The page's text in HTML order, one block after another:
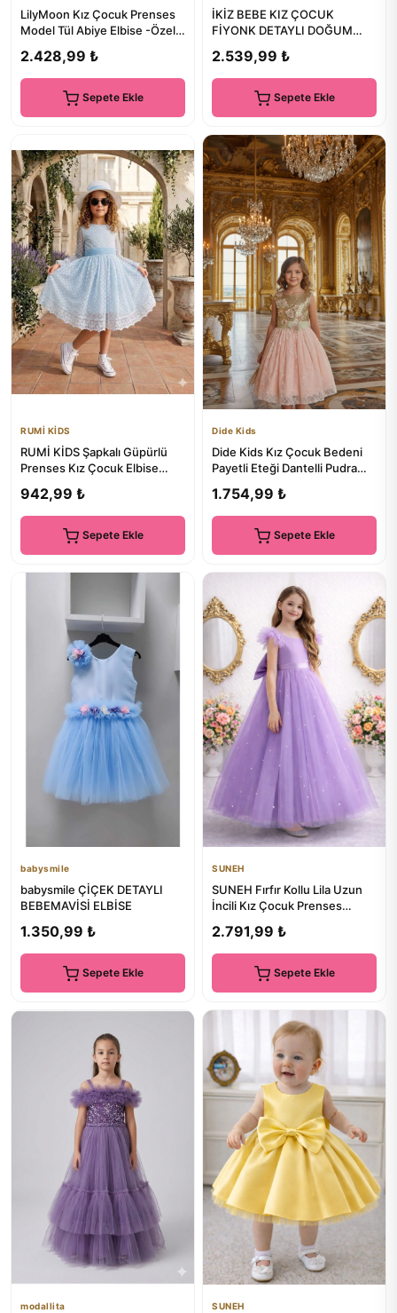
LilyMoon Kız Çocuk Prenses
Model Tül Abiye Elbise -Özel
2.428,99 ₺
Sepete Ekle
İKİZ BEBE KIZ ÇOCUK
FİYONK DETAYLI DOĞUM
MEZUNİYET ELBİSESİ
2.539,99 ₺
Sepete Ekle
RUMİ KİDS
RUMİ KİDS Şapkalı Güpürlü
Prenses Kız Çocuk Elbise
942,99 ₺
Sepete Ekle
Dide Kids
Dide Kids Kız Çocuk Bedeni
Payetli Eteği Dantelli Pudra
1.754,99 ₺
Sepete Ekle
babysmile
babysmile ÇİÇEK DETAYLI
BEBEMAVİSİ ELBİSE
1.350,99 ₺
Sepete Ekle
SUNEH
SUNEH Fırfır Kollu Lila Uzun
İncili Kız Çocuk Prenses
2.791,99 ₺
Sepete Ekle
modallita SUNEH